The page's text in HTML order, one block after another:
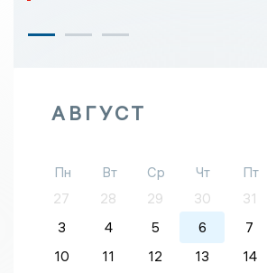
АВГУСТ
Пн Вт Ср Чт Пт
27
28 29 30 31
3
4 5 6 7
10
11 12 13 14